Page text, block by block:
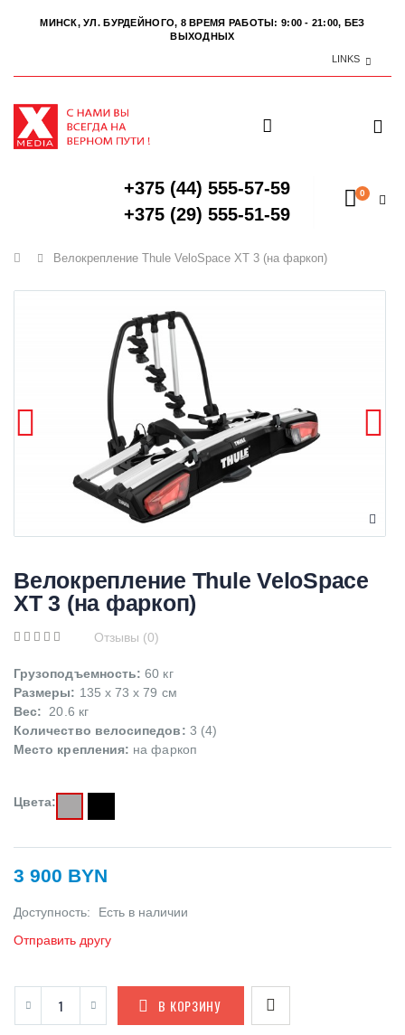
МИНСК, УЛ. БУРДЕЙНОГО, 8 ВРЕМЯ РАБОТЫ: 9:00 - 21:00, БЕЗ
ВЫХОДНЫХ
LINKS
+375 (44) 555-57-59
+375 (29) 555-51-59
0
Главная
Велокрепление Thule VeloSpace XT 3 (на фаркоп)
Велокрепление Thule VeloSpace
XT 3 (на фаркоп)
Отзывы (0)
Грузоподъемность:60 кг
Размеры: 135 x 73 x 79 см
Вес:
20.6 кг
Количество велосипедов: 3 (4)
Место крепления: на фаркоп
Цвета:
3 900 BYN
Доступность:
Есть в наличии
Отправить другу
В КОРЗИНУ